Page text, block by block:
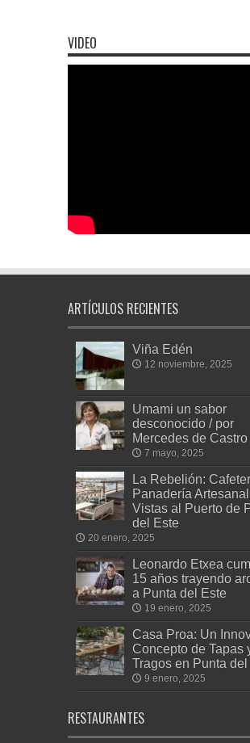
VIDEO
ARTÍCULOS RECIENTES
Viña Edén
12 noviembre, 2025
Umami un sabor
desconocido / por
Mercedes de Castro
7 mayo, 2025
La Rebelión:
Panadería
Vistas al Puerto de
del Este
20 enero, 2025
Leonardo Etxea
15 años trayendo
a Punta del Este
19 enero, 2025
Casa Proa: Un
Concepto de Tapas
Tragos en Punta del
9 enero, 2025
RESTAURANTES